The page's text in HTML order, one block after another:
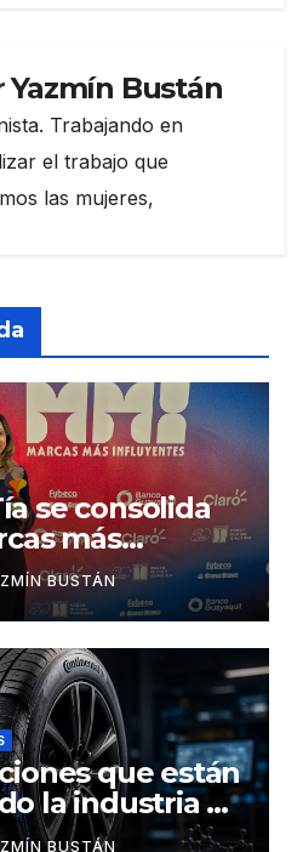
Yazmín Bustán
Trabajando en
el trabajo que
las mujeres,
se consolida
más
Ecuador
BUSTÁN
que están
la industria de
y redefinen el
BUSTÁN